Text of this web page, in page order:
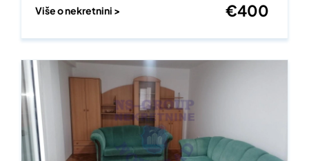
Više o nekretnini > €400